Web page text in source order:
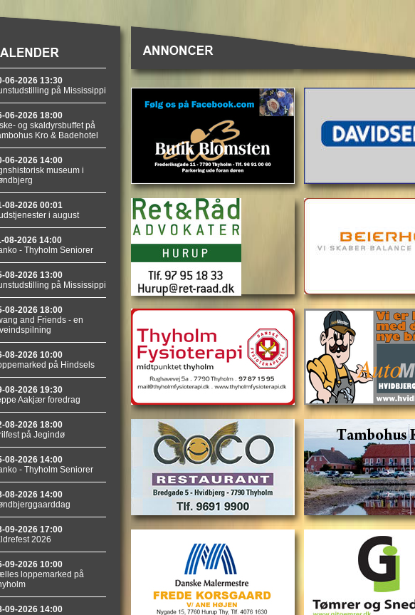
06-2026 13:30
på Mississippi
06-2026 18:00
og skaldyrsbuffet på
Kro & Badehotel
06-2026 14:00
museum i
08-2026 00:01
i august
08-2026 14:00
- Thyholm Seniorer
08-2026 13:00
på Mississippi
08-2026 18:00
and Friends - en
08-2026 10:00
på Hindsels
08-2026 19:30
Aakjær foredrag
08-2026 18:00
på Jegindø
08-2026 14:00
- Thyholm Seniorer
08-2026 14:00
09-2026 17:00
2026
09-2026 10:00
loppemarked på
09-2026 14:00